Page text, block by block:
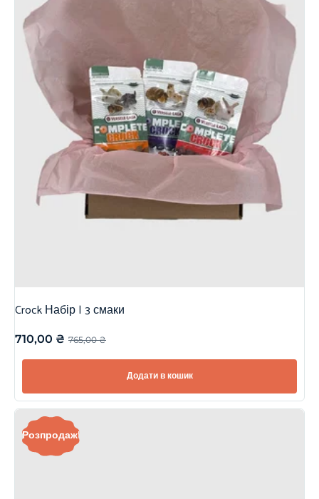
Crock Набір | 3 смаки
765,00₴
710,00 ₴
Додати в кошик
Розпродаж!